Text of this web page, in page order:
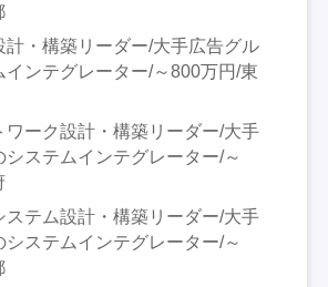
計・構築リーダー/大手広告グル
インテグレーター/～800万円/東
ワーク設計・構築リーダー/大手
システムインテグレーター/～
ステム設計・構築リーダー/大手
システムインテグレーター/～